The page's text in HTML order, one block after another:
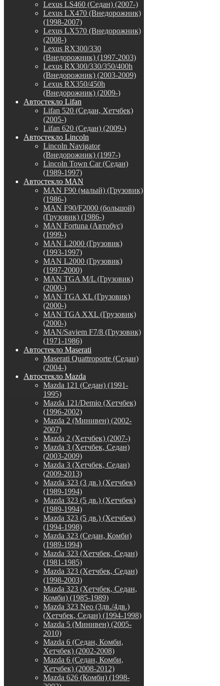
Lexus LS460 (Седан) (2007-)
Lexus LX470 (Внедорожник)
(1998-2007)
Lexus LX570 (Внедорожник)
(2008-)
Lexus RX300/330
(Внедорожник) (1997-2003)
Lexus RX300/330/350/400h
(Внедорожник) (2003-2009)
Lexus RX350/450h
(Внедорожник) (2009-)
Автостекло Lifan
Lifan 520 (Седан, Хетчбек)
(2005-)
Lifan 620 (Седан) (2009-)
Автостекло Lincoln
Lincoln Navigator
(Внедорожник) (1997-)
Lincoln Town Car (Седан)
(1989-1997)
Автостекло MAN
MAN F90 (малый) (Грузовик)
(1986-)
MAN F90/F2000 (большой)
(Грузовик) (1986-)
MAN Fortuna (Автобус)
(1999-)
MAN L2000 (Грузовик)
(1993-1997)
MAN L2000 (Грузовик)
(1997-2000)
MAN TGA M/L (Грузовик)
(2000-)
MAN TGA XL (Грузовик)
(2000-)
MAN TGA XXL (Грузовик)
(2000-)
MAN/Saviem F7/8 (Грузовик)
(1971-1986)
Автостекло Maserati
Maserati Quattroporte (Седан)
(2004-)
Автостекло Mazda
Mazda 121 (Седан) (1991-
1995)
Mazda 121/Demio (Хетчбек)
(1996-2002)
Mazda 2 (Минивен) (2002-
2007)
Mazda 2 (Хетчбек) (2007-)
Mazda 3 (Хетчбек, Седан)
(2003-2009)
Mazda 3 (Хетчбек, Седан)
(2009-2013)
Mazda 323 (3 дв.) (Хетчбек)
(1989-1994)
Mazda 323 (5 дв.) (Хетчбек)
(1989-1994)
Mazda 323 (5 дв.) (Хетчбек)
(1994-1998)
Mazda 323 (Седан, Комби)
(1989-1994)
Mazda 323 (Хетчбек, Седан)
(1981-1985)
Mazda 323 (Хетчбек, Седан)
(1998-2003)
Mazda 323 (Хетчбек, Седан,
Комби) (1985-1989)
Mazda 323 Neo (3дв./4дв.)
(Хетчбек, Седан) (1994-1998)
Mazda 5 (Минивен) (2005-
2010)
Mazda 6 (Седан, Комби,
Хетчбек) (2002-2008)
Mazda 6 (Седан, Комби,
Хетчбек) (2008-2012)
Mazda 626 (Комби) (1998-